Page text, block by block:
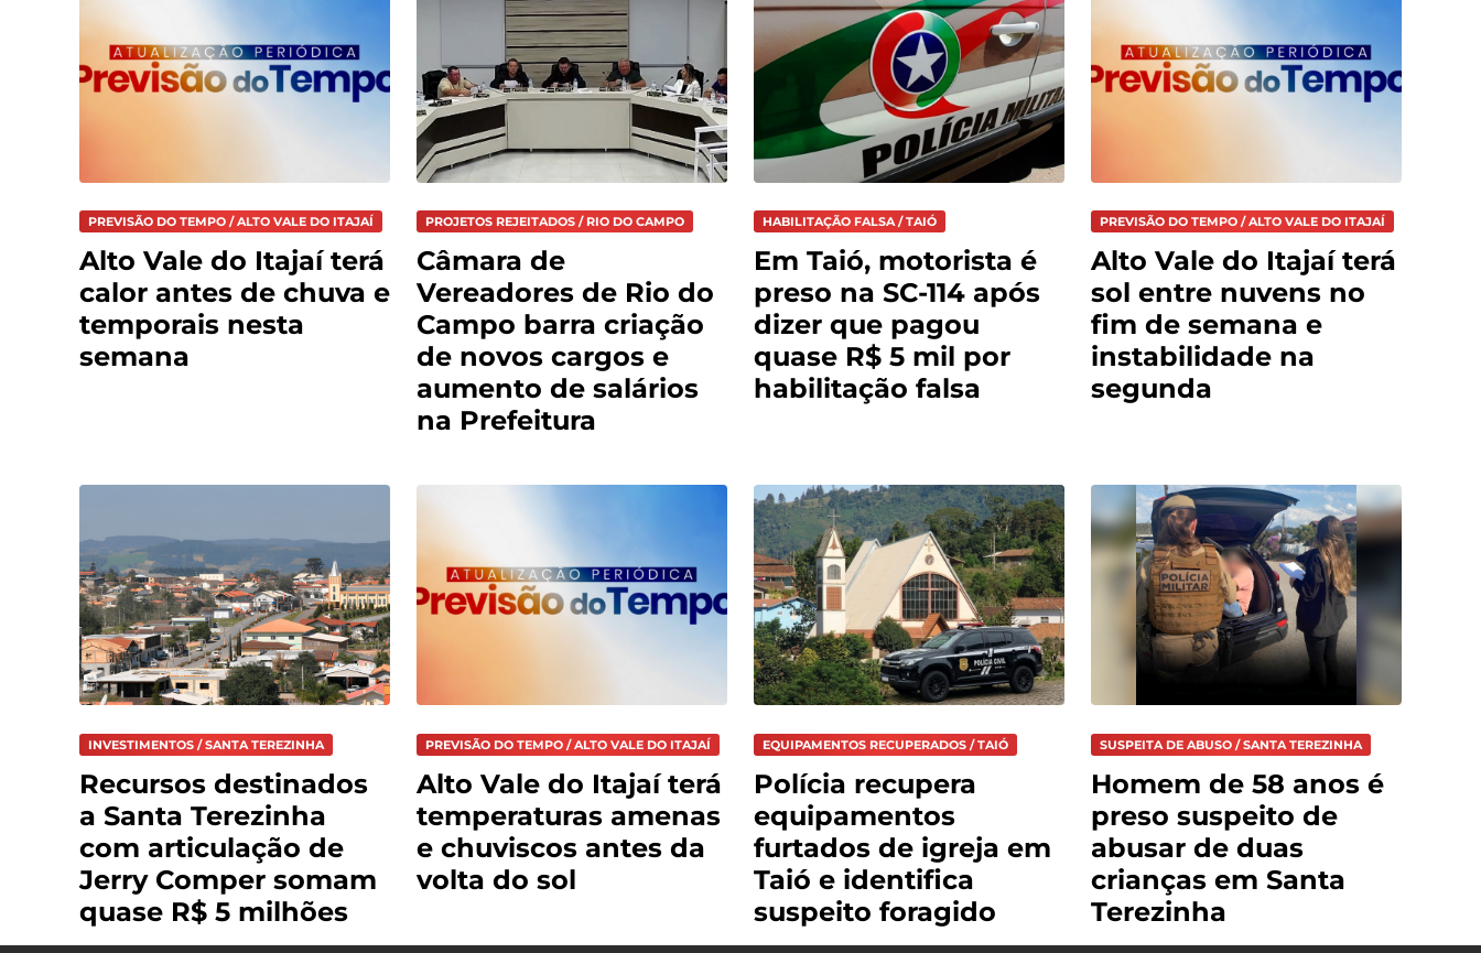
PREVISÃO DO TEMPO / ALTO VALE DO ITAJAÍ
Alto Vale do Itajaí terá
calor antes de chuva e
temporais nesta
semana
PROJETOS REJEITADOS / RIO DO CAMPO
Câmara de
Vereadores de Rio do
Campo barra criação
de novos cargos e
aumento de salários
na Prefeitura
HABILITAÇÃO FALSA / TAIÓ
Em Taió, motorista é
preso na SC-114 após
dizer que pagou
quase R$ 5 mil por
habilitação falsa
PREVISÃO DO TEMPO / ALTO VALE DO ITAJAÍ
Alto Vale do Itajaí terá
sol entre nuvens no
fim de semana e
instabilidade na
segunda
INVESTIMENTOS / SANTA TEREZINHA
Recursos destinados
a Santa Terezinha
com articulação de
Jerry Comper somam
quase R$ 5 milhões
PREVISÃO DO TEMPO / ALTO VALE DO ITAJAÍ
Alto Vale do Itajaí terá
temperaturas amenas
e chuviscos antes da
volta do sol
EQUIPAMENTOS RECUPERADOS / TAIÓ
Polícia recupera
equipamentos
furtados de igreja em
Taió e identifica
suspeito foragido
SUSPEITA DE ABUSO / SANTA TEREZINHA
Homem de 58 anos é
preso suspeito de
abusar de duas
crianças em Santa
Terezinha